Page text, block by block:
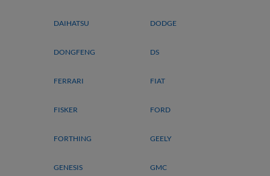
DAIHATSU DODGE
DONGFENG DS
FERRARI FIAT
FISKER FORD
FORTHING GEELY
GENESIS GMC